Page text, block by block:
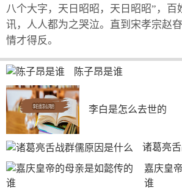
八个大字，天日昭昭，天日昭昭”，百
讯，人人都为之哭泣。直到宋孝宗赵
情才得反。
陈子昂是谁
李白是怎么去世的
诸葛亮
嘉庆皇
谁